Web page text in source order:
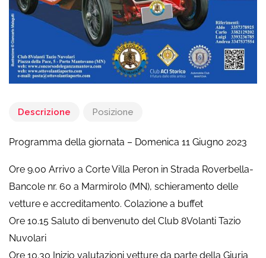
Descrizione Posizione
Programma della giornata – Domenica 11 Giugno 2023
Ore 9.00 Arrivo a Corte Villa Peron in Strada Roverbella-
Bancole nr. 60 a Marmirolo (MN), schieramento delle
vetture e accreditamento. Colazione a buffet
Ore 10.15 Saluto di benvenuto del Club 8Volanti Tazio
Nuvolari
Ore 10.30 Inizio valutazioni vetture da parte della Giuria